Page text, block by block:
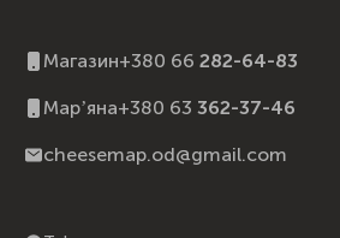
Магазин+380 66 282-64-83
Марʼяна+380 63 362-37-46
cheesemap.od@gmail.com